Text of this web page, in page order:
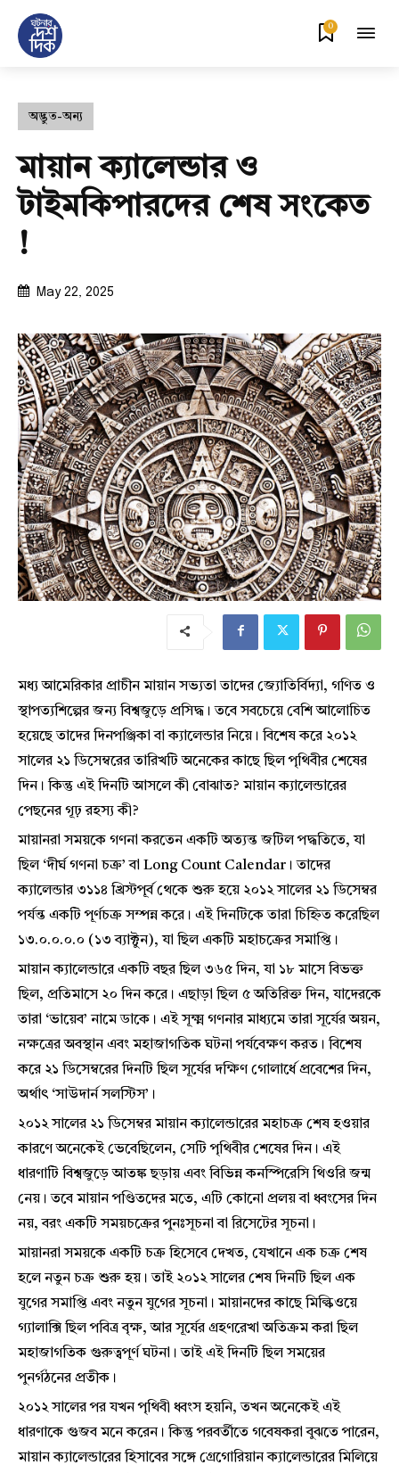
0
অদ্ভুত-অন্য
মায়ান ক্যালেন্ডার ও
টাইমকিপারদের শেষ সংকেত
!
May 22, 2025
মধ্য আমেরিকার প্রাচীন মায়ান সভ্যতা তাদের জ্যোতির্বিদ্যা, গণিত ও
স্থাপত্যশিল্পের জন্য বিশ্বজুড়ে প্রসিদ্ধ। তবে সবচেয়ে বেশি আলোচিত
হয়েছে তাদের দিনপঞ্জিকা বা ক্যালেন্ডার নিয়ে। বিশেষ করে ২০১২
সালের ২১ ডিসেম্বরের তারিখটি অনেকের কাছে ছিল পৃথিবীর শেষের
দিন। কিন্তু এই দিনটি আসলে কী বোঝাত? মায়ান ক্যালেন্ডারের
পেছনের গূঢ় রহস্য কী?
মায়ানরা সময়কে গণনা করতেন একটি অত্যন্ত জটিল পদ্ধতিতে, যা
ছিল ‘দীর্ঘ গণনা চক্র’ বা Long Count Calendar। তাদের
ক্যালেন্ডার ৩১১৪ খ্রিস্টপূর্ব থেকে শুরু হয়ে ২০১২ সালের ২১ ডিসেম্বর
পর্যন্ত একটি পূর্ণচক্র সম্পন্ন করে। এই দিনটিকে তারা চিহ্নিত করেছিল
১৩.০.০.০.০ (১৩ ব্যাক্টুন), যা ছিল একটি মহাচক্রের সমাপ্তি।
মায়ান ক্যালেন্ডারে একটি বছর ছিল ৩৬৫ দিন, যা ১৮ মাসে বিভক্ত
ছিল, প্রতিমাসে ২০ দিন করে। এছাড়া ছিল ৫ অতিরিক্ত দিন, যাদেরকে
তারা ‘ভায়েব’ নামে ডাকে। এই সূক্ষ্ম গণনার মাধ্যমে তারা সূর্যের অয়ন,
নক্ষত্রের অবস্থান এবং মহাজাগতিক ঘটনা পর্যবেক্ষণ করত। বিশেষ
করে ২১ ডিসেম্বরের দিনটি ছিল সূর্যের দক্ষিণ গোলার্ধে প্রবেশের দিন,
অর্থাৎ ‘সাউদার্ন সলস্টিস’।
২০১২ সালের ২১ ডিসেম্বর মায়ান ক্যালেন্ডারের মহাচক্র শেষ হওয়ার
কারণে অনেকেই ভেবেছিলেন, সেটি পৃথিবীর শেষের দিন। এই
ধারণাটি বিশ্বজুড়ে আতঙ্ক ছড়ায় এবং বিভিন্ন কনস্পিরেসি থিওরি জন্ম
নেয়। তবে মায়ান পণ্ডিতদের মতে, এটি কোনো প্রলয় বা ধ্বংসের দিন
নয়, বরং একটি সময়চক্রের পুনঃসূচনা বা রিসেটের সূচনা।
মায়ানরা সময়কে একটি চক্র হিসেবে দেখত, যেখানে এক চক্র শেষ
হলে নতুন চক্র শুরু হয়। তাই ২০১২ সালের শেষ দিনটি ছিল এক
যুগের সমাপ্তি এবং নতুন যুগের সূচনা। মায়ানদের কাছে মিল্কিওয়ে
গ্যালাক্সি ছিল পবিত্র বৃক্ষ, আর সূর্যের গ্রহণরেখা অতিক্রম করা ছিল
মহাজাগতিক গুরুত্বপূর্ণ ঘটনা। তাই এই দিনটি ছিল সময়ের
পুনর্গঠনের প্রতীক।
২০১২ সালের পর যখন পৃথিবী ধ্বংস হয়নি, তখন অনেকেই এই
ধারণাকে গুজব মনে করেন। কিন্তু পরবর্তীতে গবেষকরা বুঝতে পারেন,
মায়ান ক্যালেন্ডারের হিসাবের সঙ্গে গ্রেগোরিয়ান ক্যালেন্ডারের মিলিয়ে